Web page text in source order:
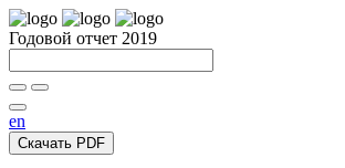
Годовой отчет 2019
en
Скачать PDF